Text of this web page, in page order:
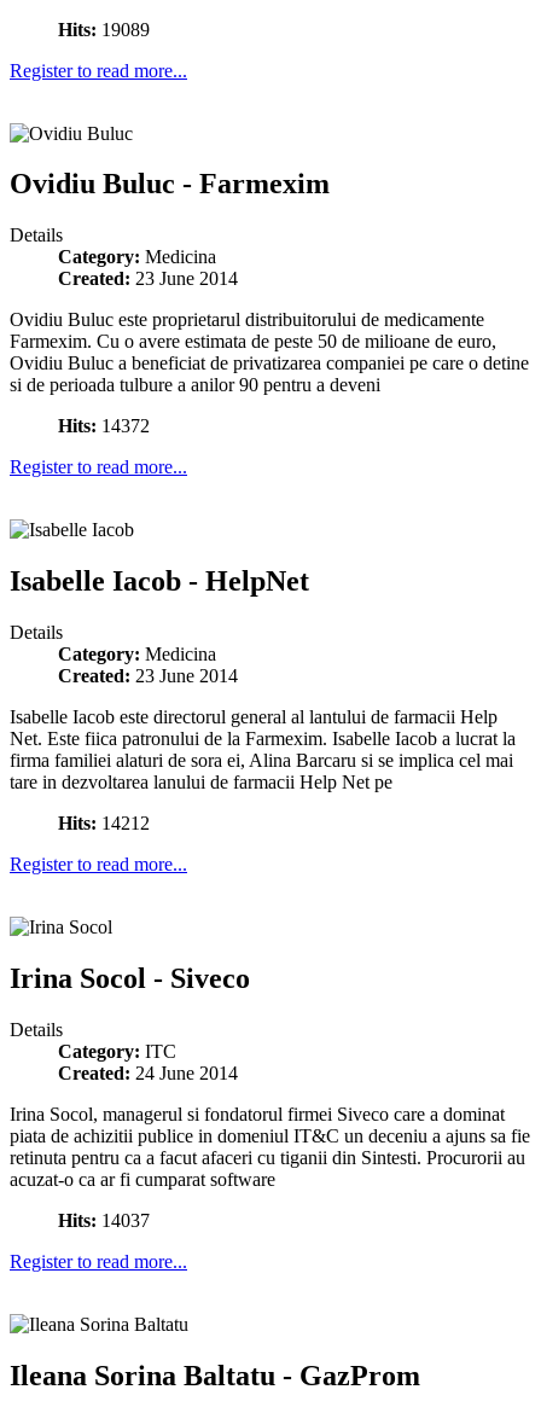
Hits: 19089
Register to read more...
Ovidiu Buluc - Farmexim
Details
Category: Medicina
Created: 23 June 2014
Ovidiu Buluc este proprietarul distribuitorului de medicamente
Farmexim. Cu o avere estimata de peste 50 de milioane de euro,
Ovidiu Buluc a beneficiat de privatizarea companiei pe care o detine
si de perioada tulbure a anilor 90 pentru a deveni
Hits: 14372
Register to read more...
Isabelle Iacob - HelpNet
Details
Category: Medicina
Created: 23 June 2014
Isabelle Iacob este directorul general al lantului de farmacii Help
Net. Este fiica patronului de la Farmexim. Isabelle Iacob a lucrat la
firma familiei alaturi de sora ei, Alina Barcaru si se implica cel mai
tare in dezvoltarea lanului de farmacii Help Net pe
Hits: 14212
Register to read more...
Irina Socol - Siveco
Details
Category: ITC
Created: 24 June 2014
Irina Socol, managerul si fondatorul firmei Siveco care a dominat
piata de achizitii publice in domeniul IT&C un deceniu a ajuns sa fie
retinuta pentru ca a facut afaceri cu tiganii din Sintesti. Procurorii au
acuzat-o ca ar fi cumparat software
Hits: 14037
Register to read more...
Ileana Sorina Baltatu - GazProm